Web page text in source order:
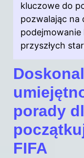
kluczowe do
pozwalając na
przyszłych
porady
FIFA